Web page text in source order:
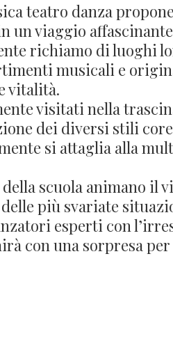
teatro danza
un viaggio
richiamo di luoghi
musicali e
vitalità.
visitati nella
dei diversi stili
si attaglia alla
scuola animano il
più svariate
esperti con
con una sorpresa